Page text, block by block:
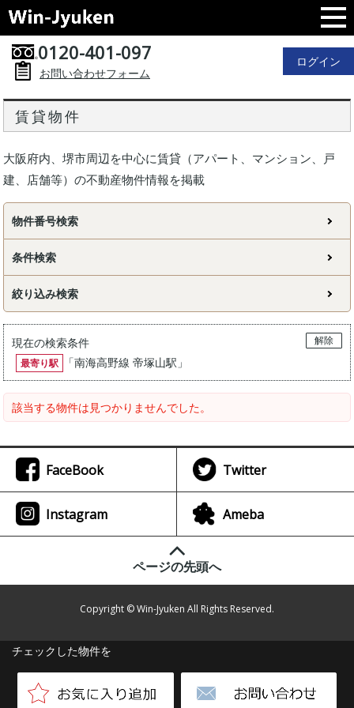
0120-401-097
お問い合わせフォーム
ログイン
賃貸物件
大阪府内、堺市周辺を中心に賃貸（アパート、マンション、戸
建、店舗等）の不動産物件情報を掲載
物件番号検索
条件検索
絞り込み検索
現在の検索条件
解除
最寄り駅
「南海高野線 帝塚山駅 」
該当する物件は見つかりませんでした。
チェックした物件を
FaceBook Twitter
Instagram Ameba
ページの先頭へ
Copyright © Win-Jyuken All Rights Reserved.